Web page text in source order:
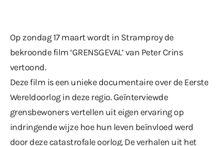
Op zondag 17 maart wordt in Stramproy de
bekroonde film ‘GRENSGEVAL’ van Peter Crins
vertoond.
Deze film is een unieke documentaire over de Eerste
Wereldoorlog in deze regio. Geïnterviewde
grensbewoners vertellen uit eigen ervaring op
indringende wijze hoe hun leven beïnvloed werd
door deze catastrofale oorlog. De verhalen uit het